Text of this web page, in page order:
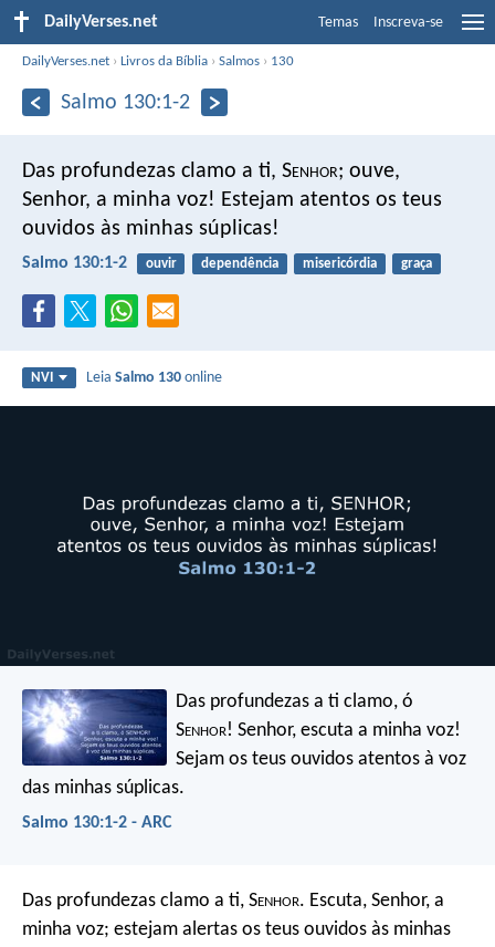
DailyVerses.net Temas Inscreva-se
DailyVerses.net ›Livros da Bíblia ›Salmos › 130
Salmo 130:1-2
Das profundezas clamo a ti, Senhor; ouve,
Senhor, a minha voz! Estejam atentos os teus
ouvidos às minhas súplicas!
Salmo 130:1-2 ouvir dependência misericórdia graça
NVI LeiaSalmo 130 online
Das profundezas a ti clamo, ó
Senhor! Senhor, escuta a minha voz!
Sejam os teus ouvidos atentos à voz
das minhas súplicas.
Salmo 130:1-2 - ARC
Das profundezas clamo a ti, Senhor. Escuta, Senhor, a
minha voz; estejam alertas os teus ouvidos às minhas